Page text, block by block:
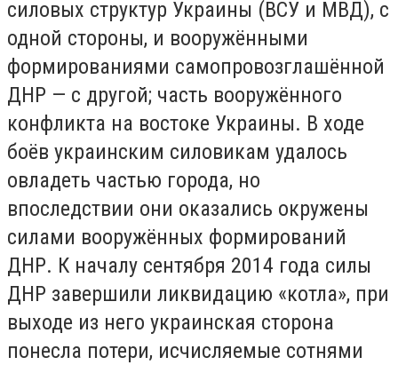
силовых структур Украины (ВСУ и МВД), с
одной стороны, и вооружёнными
формированиями самопровозглашённой
ДНР — с другой; часть вооружённого
конфликта на востоке Украины. В ходе
боёв украинским силовикам удалось
овладеть частью города, но
впоследствии они оказались окружены
силами вооружённых формирований
ДНР. К началу сентября 2014 года силы
ДНР завершили ликвидацию «котла», при
выходе из него украинская сторона
понесла потери, исчисляемые сотнями